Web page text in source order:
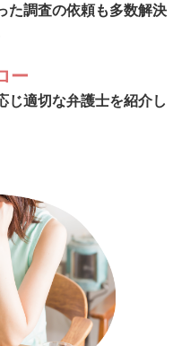
た調査の依頼も多数解決
ー
じ適切な弁護士を紹介し